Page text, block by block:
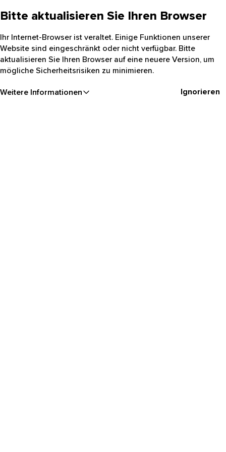
Bitte aktualisieren Sie Ihren Browser
Ihr Internet-Browser ist veraltet. Einige Funktionen unserer
Website sind eingeschränkt oder nicht verfügbar. Bitte
aktualisieren Sie Ihren Browser auf eine neuere Version, um
mögliche Sicherheitsrisiken zu minimieren.
Weitere Informationen Ignorieren